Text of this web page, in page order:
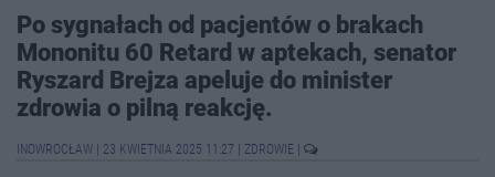
Po sygnałach od pacjentów o brakach
Mononitu 60 Retard w aptekach, senator
Ryszard Brejza apeluje do minister
zdrowia o pilną reakcję.
INOWROCŁAW 23 KWIETNIA 2025 11:27 ZDROWIE